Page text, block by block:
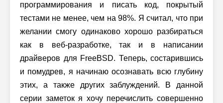
программирования и писать код, покрытый
тестами не менее, чем на 98%. Я считал, что при
желании смогу одинаково хорошо разбираться
как в веб-разработке, так и в написании
драйверов для FreeBSD. Теперь, состарившись
и помудрев, я начинаю осознавать всю глубину
этих, а также других заблуждений. В данной
серии заметок я хочу перечислить совершенно